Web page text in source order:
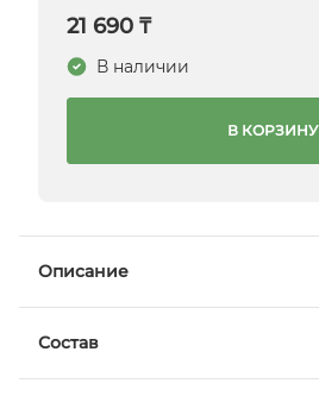
21 690 ₸
В наличии
В КОРЗИНУ
Описание
Состав